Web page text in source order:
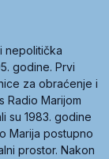
nepolitička
godine. Prvi
za obraćenje i
Radio Marijom
su 1983. godine
Marija postupno
prostor. Nakon